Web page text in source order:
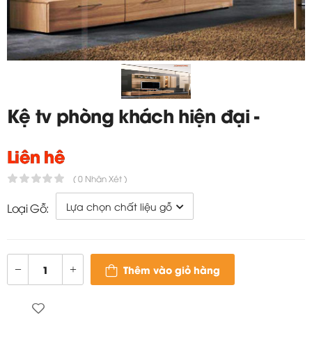
Kệ tv phòng khách hiện đại -
Liên hệ
( 0 Nhận Xét )
Loại Gỗ:
Thêm vào giỏ hàng